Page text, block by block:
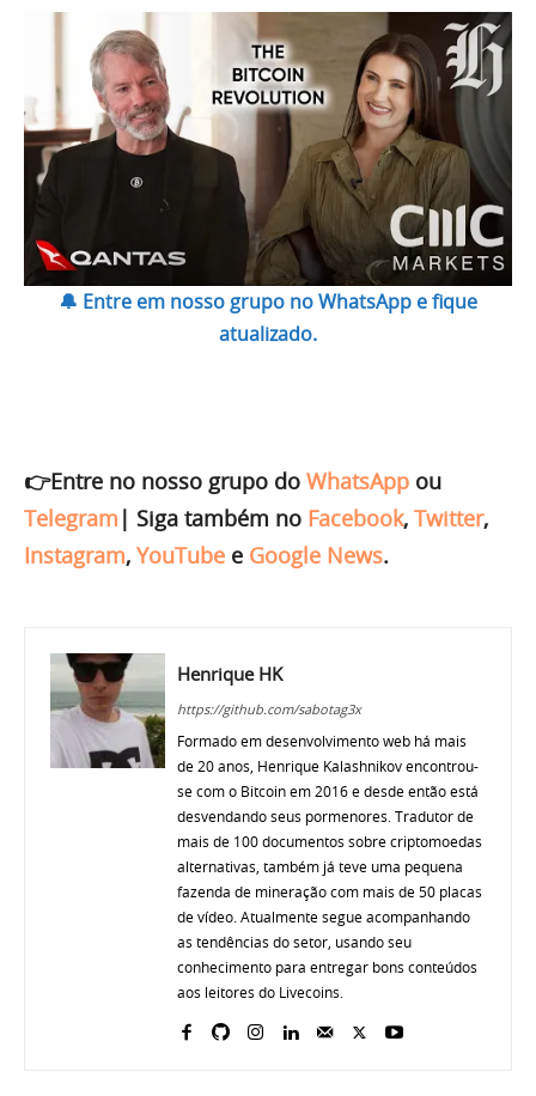
🔔 Entre em nosso grupo no WhatsApp e fique
atualizado.
👉Entre no nosso grupo do WhatsApp ou
Telegram | Siga também no Facebook, Twitter,
Instagram, YouTube e Google News.
Henrique HK
https://github.com/sabotag3x
Formado em desenvolvimento web há mais
de 20 anos, Henrique Kalashnikov encontrou-
se com o Bitcoin em 2016 e desde então está
desvendando seus pormenores. Tradutor de
mais de 100 documentos sobre criptomoedas
alternativas, também já teve uma pequena
fazenda de mineração com mais de 50 placas
de vídeo. Atualmente segue acompanhando
as tendências do setor, usando seu
conhecimento para entregar bons conteúdos
aos leitores do Livecoins.